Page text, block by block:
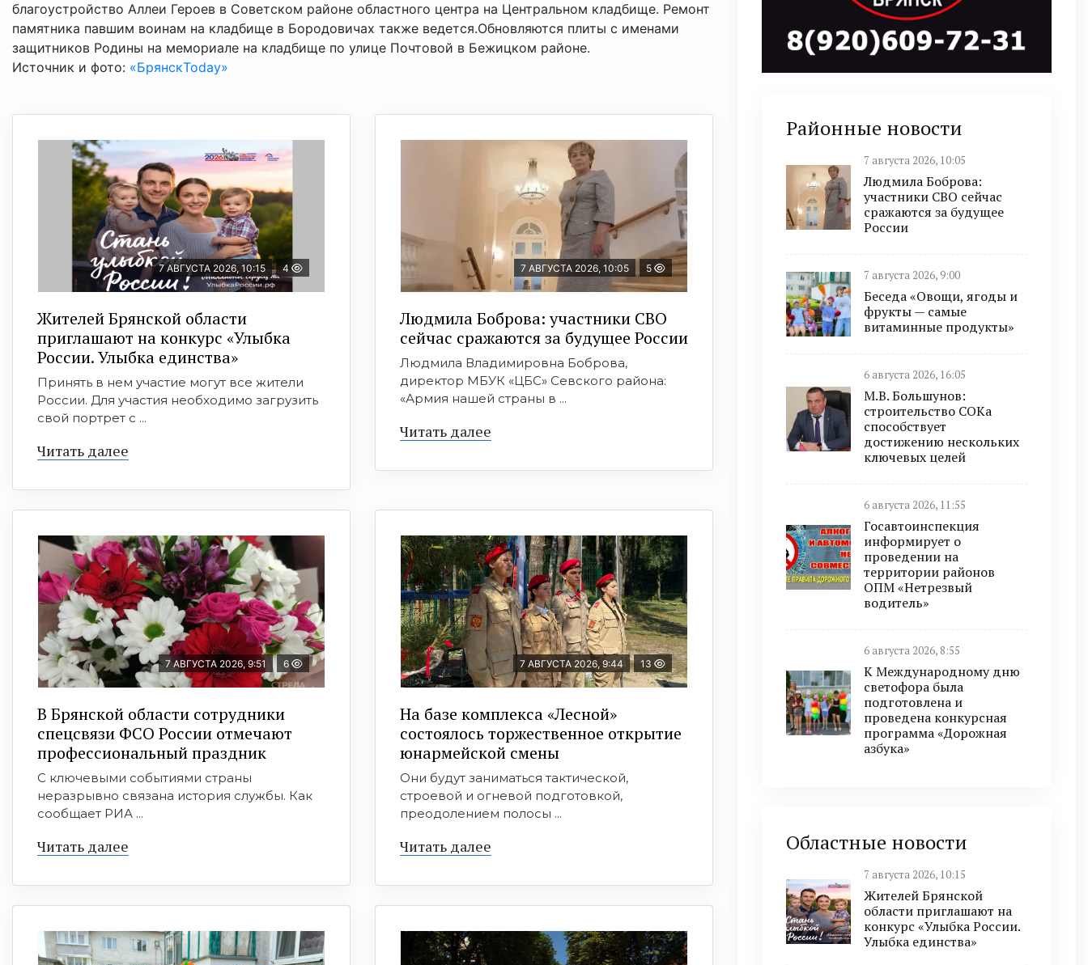
благоустройство Аллеи Героев в Советском районе областного центра на Центральном кладбище. Ремонт
памятника павшим воинам на кладбище в Бородовичах также ведется.Обновляются плиты с именами
защитников Родины на мемориале на кладбище по улице Почтовой в Бежицком районе.
Источник и фото: «БрянскToday»
7 АВГУСТА 2026, 10:15 4
Жителей Брянской области
приглашают на конкурс «Улыбка
России. Улыбка единства»
Принять в нем участие могут все жители
России. Для участия необходимо загрузить
свой портрет с ...
Читать далее
7 АВГУСТА 2026, 10:05 5
Людмила Боброва: участники СВО
сейчас сражаются за будущее России
Людмила Владимировна Боброва,
директор МБУК «ЦБС» Севского района:
«Армия нашей страны в ...
Читать далее
7 АВГУСТА 2026, 9:51 6
В Брянской области сотрудники
спецсвязи ФСО России отмечают
профессиональный праздник
С ключевыми событиями страны
неразрывно связана история службы. Как
сообщает РИА ...
Читать далее
7 АВГУСТА 2026, 9:44 13
На базе комплекса «Лесной»
состоялось торжественное открытие
юнармейской смены
Они будут заниматься тактической,
строевой и огневой подготовкой,
преодолением полосы ...
Читать далее
Районные новости
7 августа 2026, 10:05
Людмила Боброва:
участники СВО сейчас
сражаются за будущее
России
7 августа 2026, 9:00
Беседа «Овощи, ягоды и
фрукты — самые
витаминные продукты»
6 августа 2026, 16:05
М.В. Большунов:
строительство СОКа
способствует
достижению нескольких
ключевых целей
6 августа 2026, 11:55
Госавтоинспекция
информирует о
проведении на
территории районов
ОПМ «Нетрезвый
водитель»
6 августа 2026, 8:55
К Международному дню
светофора была
подготовлена и
проведена конкурсная
программа «Дорожная
азбука»
Областные новости
7 августа 2026, 10:15
Жителей Брянской
области приглашают на
конкурс «Улыбка России.
Улыбка единства»